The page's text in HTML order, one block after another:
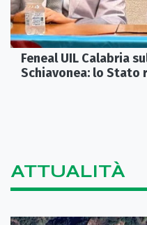
Feneal UIL Calabria
Schiavonea: lo
ATTUALITÀ